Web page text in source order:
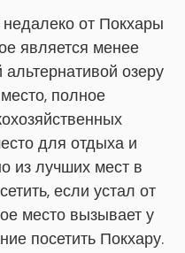
от Покхары
является менее
озеру
полное
для отдыха и
из лучших мест в
если устал от
место вызывает у
посетить Покхару.